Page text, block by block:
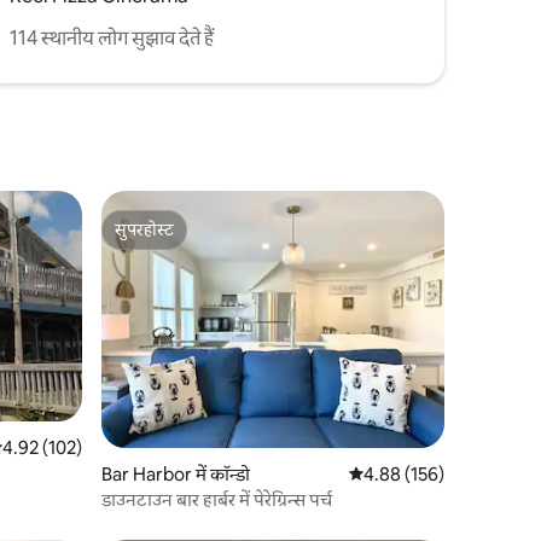
114 स्थानीय लोग सुझाव देते हैं
रेटिंग 5 में से 4.92, 102 समीक्षाएँ
4.92 (102)
सुपरहोस्ट
सुपरहोस्ट
Bar Harbor में कॉन्डो औसत रेटिंग 5 में से 4.88,
4.88 (156)
डाउनटाउन बार हार्बर में पेरेग्रिन्स पर्च